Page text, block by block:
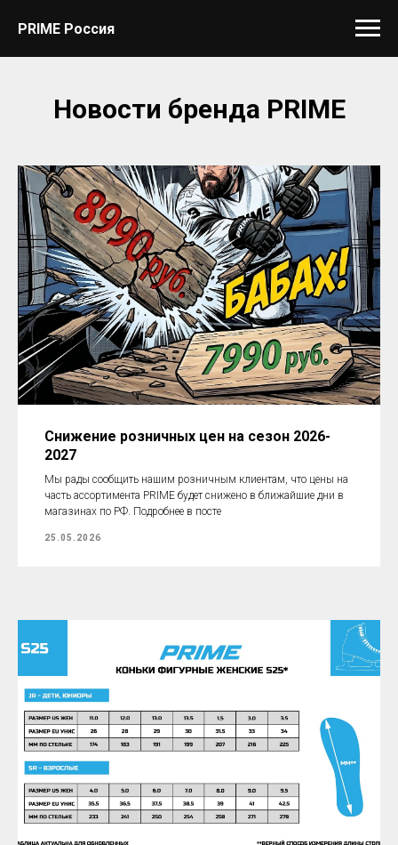
PRIME Россия
Новости бренда PRIME
Снижение розничных цен на сезон 2026-
2027
Мы рады сообщить нашим розничным клиентам, что цены на
часть ассортимента PRIME будет снижено в ближайшие дни в
магазинах по РФ. Подробнее в посте
25.05.2026